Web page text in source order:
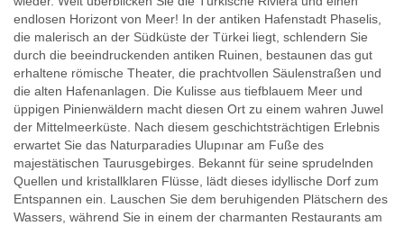
endlosen Horizont von Meer! In der antiken Hafenstadt Phaselis,
die malerisch an der Südküste der Türkei liegt, schlendern Sie
durch die beeindruckenden antiken Ruinen, bestaunen das gut
erhaltene römische Theater, die prachtvollen Säulenstraßen und
die alten Hafenanlagen. Die Kulisse aus tiefblauem Meer und
üppigen Pinienwäldern macht diesen Ort zu einem wahren Juwel
der Mittelmeerküste. Nach diesem geschichtsträchtigen Erlebnis
erwartet Sie das Naturparadies Ulupınar am Fuße des
majestätischen Taurusgebirges. Bekannt für seine sprudelnden
Quellen und kristallklaren Flüsse, lädt dieses idyllische Dorf zum
Entspannen ein. Lauschen Sie dem beruhigenden Plätschern des
Wassers, während Sie in einem der charmanten Restaurants am